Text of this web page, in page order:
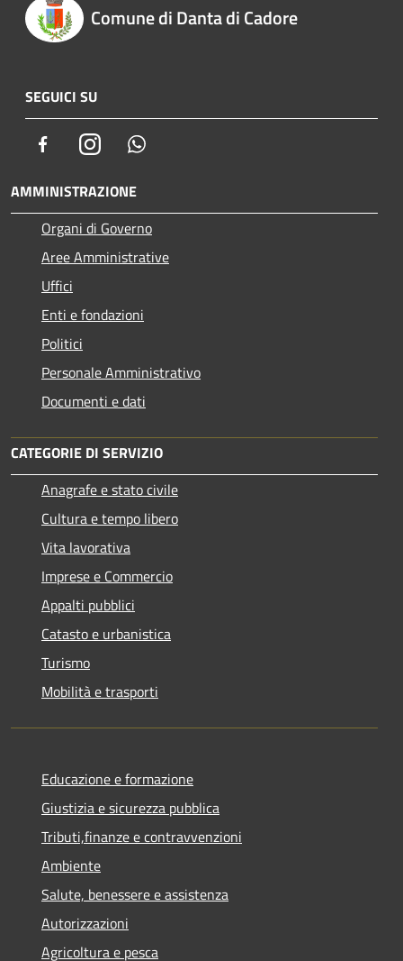
Comune di Danta di Cadore
SEGUICI SU
FacebookInstagram
AMMINISTRAZIONE
Organi di Governo
Aree Amministrative
Uffici
Enti e fondazioni
Politici
Personale Amministrativo
Documenti e dati
CATEGORIE DI SERVIZIO
Anagrafe e stato civile
Cultura e tempo libero
Vita lavorativa
Imprese e Commercio
Appalti pubblici
Catasto e urbanistica
Turismo
Mobilità e trasporti
Educazione e formazione
Giustizia e sicurezza pubblica
Tributi,finanze e contravvenzioni
Ambiente
Salute, benessere e assistenza
Autorizzazioni
Agricoltura e pesca